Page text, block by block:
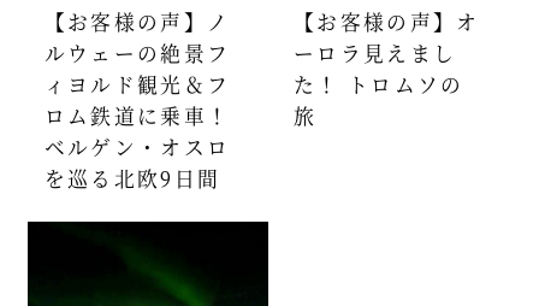
【お客様の声】ノ
ルウェーの絶景フ
ィヨルド観光＆フ
ロム鉄道に乗車！
ベルゲン・オスロ
を巡る北欧9日間
【お客様の声】オ
ーロラ見えまし
た！ トロムソの
旅